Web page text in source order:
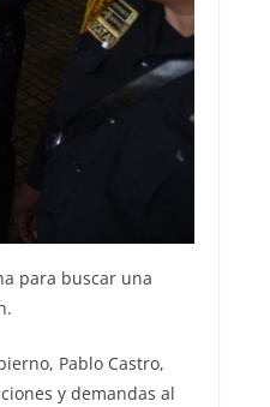
para buscar una
Pablo Castro,
y demandas al